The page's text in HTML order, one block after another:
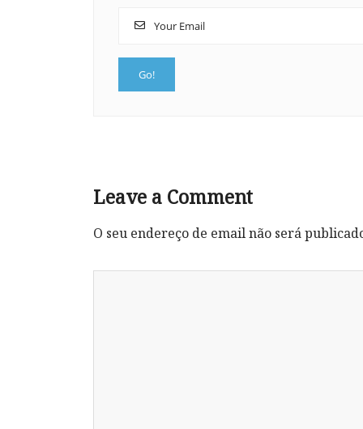
Leave a Comment
O seu endereço de email não será